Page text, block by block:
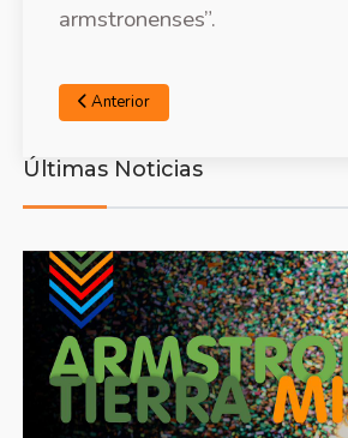
armstronenses”.
Anterior
Últimas Noticias